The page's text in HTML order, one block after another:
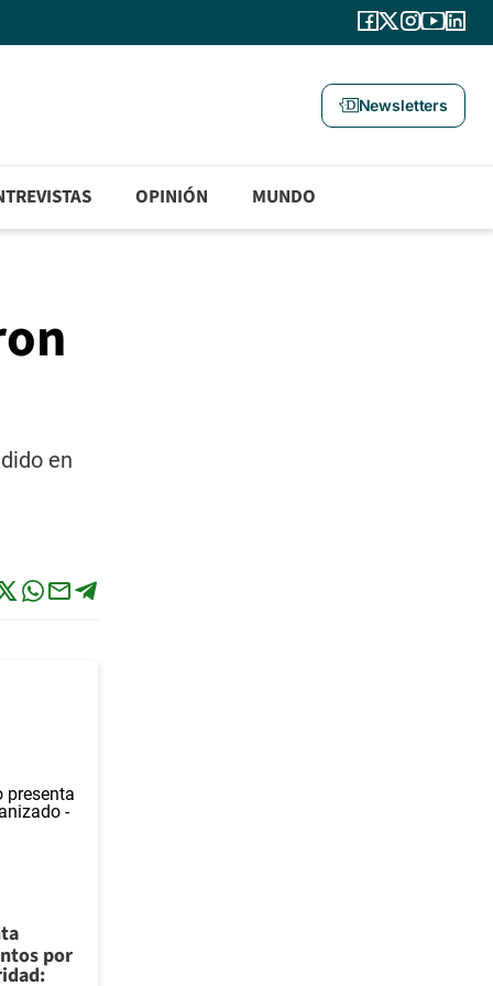
Newsletters
OPINIÓN MUNDO
en
por